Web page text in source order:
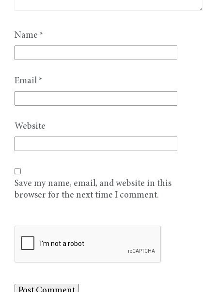
Name *
Email *
Website
Save my name, email, and website in this
browser for the next time I comment.